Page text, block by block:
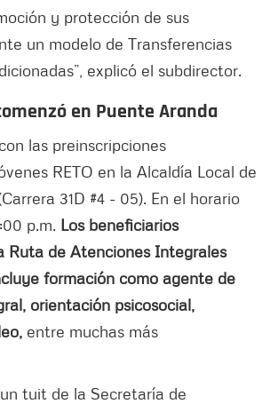
y protección de sus
un modelo de Transferencias
explicó el subdirector.
en Puente Aranda
las preinscripciones
RETO en la Alcaldía Local de
31D #4 - 05). En el horario
p.m. Los beneficiarios
Ruta de Atenciones Integrales
formación como agente de
orientación psicosocial,
entre muchas más
tuit de la Secretaría de